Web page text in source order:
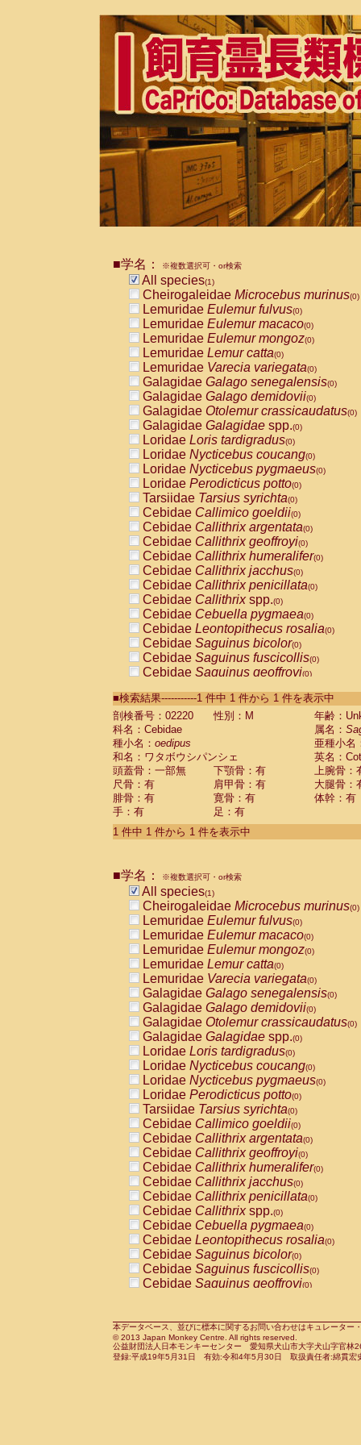
■学名： ※複数選択可・or検索
All species(1)
Cheirogaleidae Microcebus murinus(0)
Lemuridae Eulemur fulvus(0)
Lemuridae Eulemur macaco(0)
Lemuridae Eulemur mongoz(0)
Lemuridae Lemur catta(0)
Lemuridae Varecia variegata(0)
Galagidae Galago senegalensis(0)
Galagidae Galago demidovii(0)
Galagidae Otolemur crassicaudatus(0)
Galagidae Galagidae spp.(0)
Loridae Loris tardigradus(0)
Loridae Nycticebus coucang(0)
Loridae Nycticebus pygmaeus(0)
Loridae Perodicticus potto(0)
Tarsiidae Tarsius syrichta(0)
Cebidae Callimico goeldii(0)
Cebidae Callithrix argentata(0)
Cebidae Callithrix geoffroyi(0)
Cebidae Callithrix humeralifer(0)
Cebidae Callithrix jacchus(0)
Cebidae Callithrix penicillata(0)
Cebidae Callithrixspp.(0)
Cebidae Cebuella pygmaea(0)
Cebidae Leontopithecus rosalia(0)
Cebidae Saguinus bicolor(0)
Cebidae Saguinus fuscicollis(0)
Cebidae Saguinus geoffroyi(0)
CebidaeSaguinus labiatus(0)
Cebidae Saguinus leucopus (0)
Cebidae
Cebidae
CebidaeSaguinus nigricollis (0)
Cebidae Saguinus oedipus
Cebidae Saguinus weddelli
Cebidae Saguinusspp.
Cebidae Aotus trivirgatus
Cebidae Cebus albifrons
CebidaeCebus nigrivittatus
CebidaeCebus
CebidaeSaimiri boliviensis(0)
CebidaeSaimiri sciureus(0)
AtelidaeAlouatta caraya(0)
AtelidaeAlouatta fusca(0)
AtelidaeAlouatta seniculus
AtelidaeAlouattaspp.(0)
AtelidaeAteles belzebuth(0)
AtelidaeAteles geoffroyi(0)
AtelidaeAteles paniscus(0)
AtelidaeAtelesspp.(0)
Atelidae Lagothrix lagothricha
AtelidaeLagothrix lagothricha cana
PitheciidaeCacajao calvus
PitheciidaeCallicebus cupreus
PitheciidaeCallicebus donacophilus
PitheciidaeCallicebus moloch
PitheciidaeCallicebus torquatus
PitheciidaeCallicebusspp.(0)
PitheciidaeChiropotes satanas(0)
PitheciidaePithecia monachus
PitheciidaePithecia pithecia(0)
CercopithecidaeCercocebus agilis
CercopithecidaeCercocebus
CercopithecidaeCercocebus
CercopithecidaeCercocebus
CercopithecidaeCercocebus
CercopithecidaeCercocebushybrid
CercopithecidaePapio anubis(0)
CercopithecidaePapio cynocephalus
CercopithecidaePapio hamadryas(0)
■検索結果-----------1 件中 1 件から 1 件を表示中
剖検番号：02220
性別：M
年齢：
科名：Cebidae
属名：
種小名： oedipus
亜種小名
和名：ワタボウシパンシェ
英名：
頭蓋骨：一部無
下顎骨：有
上腕骨：
尺骨：有
肩甲骨：有
大腿骨：
腓骨：有
寛骨：有
体幹：有
手：有
足：有
1 件中 1 件から 1 件を表示中
■学名： ※複数選択可・or検索
All species(1)
Cheirogaleidae Microcebus murinus(0)
Lemuridae Eulemur fulvus(0)
Lemuridae Eulemur macaco(0)
Lemuridae Eulemur mongoz(0)
Lemuridae Lemur catta(0)
Lemuridae Varecia variegata(0)
Galagidae Galago senegalensis(0)
Galagidae Galago demidovii(0)
Galagidae Otolemur crassicaudatus(0)
Galagidae Galagidae spp.(0)
Loridae Loris tardigradus(0)
Loridae Nycticebus coucang(0)
Loridae Nycticebus pygmaeus(0)
Loridae Perodicticus potto(0)
Tarsiidae Tarsius syrichta(0)
Cebidae Callimico goeldii(0)
Cebidae Callithrix argentata(0)
Cebidae Callithrix geoffroyi(0)
Cebidae Callithrix humeralifer(0)
Cebidae Callithrix jacchus(0)
Cebidae Callithrix penicillata(0)
Cebidae Callithrixspp.(0)
Cebidae Cebuella pygmaea(0)
Cebidae Leontopithecus rosalia(0)
Cebidae Saguinus bicolor(0)
Cebidae Saguinus fuscicollis(0)
Cebidae Saguinus geoffroyi(0)
CebidaeSaguinus leucopus(0)
CebidaeSaguinus midas(0)
Cebidae Saguinus mystax(0)
本データベース、並びに標本に関するお問い合わせはキュレータ
© 2013 Japan Monkey Centre. All rights reserved.
公益財団法人日本モンキーセンター 愛知県犬山市大字犬山字官
登録:平成19年5月31日 有効:令和4年5月30日 取扱責任者:綿貫宏